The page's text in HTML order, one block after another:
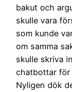
bakut och
skulle vara
som kunde
om samma
skulle skriva
chatbottar för
Nyligen dök